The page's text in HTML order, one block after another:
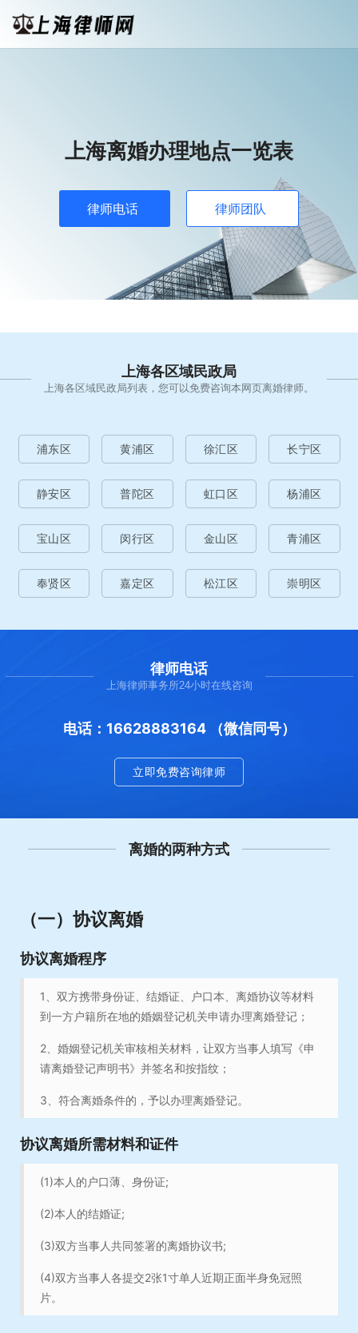
上海离婚办理地点一览表
律师电话 律师团队
上海各区域民政局
上海各区域民政局列表，您可以免费咨询本网页离婚律师。
浦东区 黄浦区 徐汇区 长宁区
静安区 普陀区 虹口区 杨浦区
宝山区 闵行区 金山区 青浦区
奉贤区 嘉定区 松江区 崇明区
律师电话
上海律师事务所24小时在线咨询
电话：16628883164 （微信同号）
立即免费咨询律师
离婚的两种方式
（一）协议离婚
协议离婚程序
1、双方携带身份证、结婚证、户口本、离婚协议等材料
到一方户籍所在地的婚姻登记机关申请办理离婚登记；
2、婚姻登记机关审核相关材料，让双方当事人填写《申
请离婚登记声明书》并签名和按指纹；
3、符合离婚条件的，予以办理离婚登记。
协议离婚所需材料和证件
(1)本人的户口薄、身份证;
(2)本人的结婚证;
(3)双方当事人共同签署的离婚协议书;
(4)双方当事人各提交2张1寸单人近期正面半身免冠照
片。